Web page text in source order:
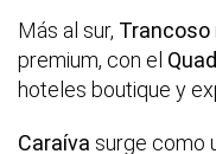
Más al sur, Trancoso
premium, con el
hoteles boutique y
Caraíva surge como